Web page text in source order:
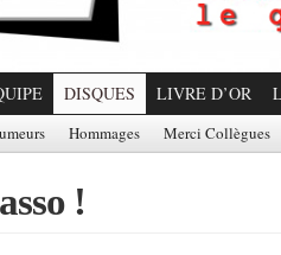
DISQUES LIVRE D’OR
Hommages Merci Collègues
!